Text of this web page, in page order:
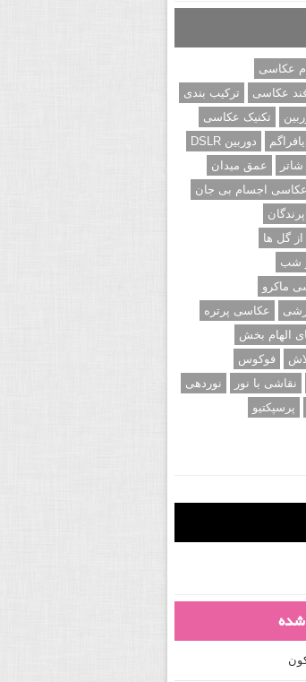
عکاسی
عکاسی
ترکیب بندی
تکنیک عکاسی
دوربین DSLR
عمق میدان
عکاسی اجسام بی جان
گل ها
شب
ماکرو
عکاسی پرتره
الهام بخش
فوکوس
نقاشی با نور
نوردهی
پرسپکتیو
شده